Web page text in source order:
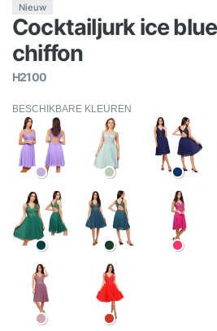
Nieuw
Cocktailjurk ice
chiffon
H2100
BESCHIKBARE KLEUREN